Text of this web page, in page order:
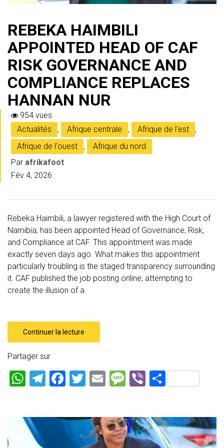
REBEKA HAIMBILI
APPOINTED HEAD OF CAF
RISK GOVERNANCE AND
COMPLIANCE REPLACES
HANNAN NUR
954 vues
Actualités
, Afrique centrale , Afrique de l'est
,
Afrique de l'ouest
,
Afrique du nord
Par afrikafoot
Fév 4, 2026
Rebeka Haimbili, a lawyer registered with the High Court of
Namibia, has been appointed Head of Governance, Risk,
and Compliance at CAF. This appointment was made
exactly seven days ago. What makes this appointment
particularly troubling is the staged transparency surrounding
it. CAF published the job posting online, attempting to
create the illusion of a
Continuer la lecture
Partager sur
W
s
A
T
a
F
b
o
T
er
E
l
M
a
g
Vi P
g
er